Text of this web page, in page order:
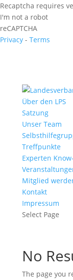
Recaptcha requires
I'm not a robot
reCAPTCHA
Privacy - Terms
Über den LPS
Satzung
Unser Team
Treffpunkte
Experten
Mitglied
Kontakt
Impressum
Select Page
No
The page you